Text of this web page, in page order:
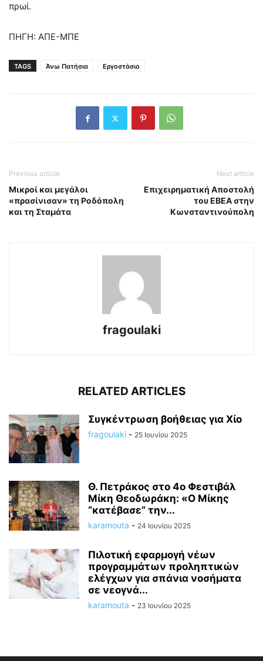
πρωί.
ΠΗΓΗ: ΑΠΕ-ΜΠΕ
TAGS Άνω Πατήσια Εργοστάσιο
Previous article
Μικροί και μεγάλοι
«πρασίνισαν» τη Ροδόπολη
και τη Σταμάτα
Next article
Επιχειρηματική Αποστολή
του ΕΒΕΑ στην
Κωνσταντινούπολη
fragoulaki
RELATED ARTICLES
Συγκέντρωση βοήθειας για Χίο
fragoulaki - 25 Ιουνίου 2025
Θ. Πετράκος στο 4ο Φεστιβάλ
Μίκη Θεοδωράκη: «Ο Μίκης
“κατέβασε” την...
karamouta - 24 Ιουνίου 2025
Πιλοτική εφαρμογή νέων
προγραμμάτων προληπτικών
ελέγχων για σπάνια νοσήματα
σε νεογνά...
karamouta - 23 Ιουνίου 2025